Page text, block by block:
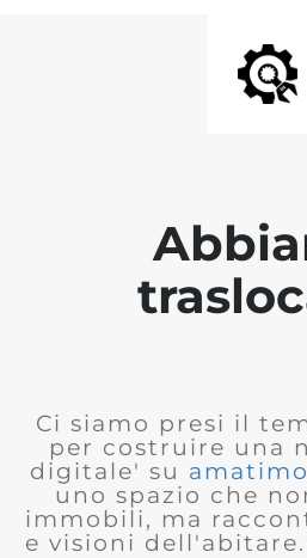
Ci siamo presi il
per costruire una
digitale' su
uno spazio che
immobili, ma
e visioni